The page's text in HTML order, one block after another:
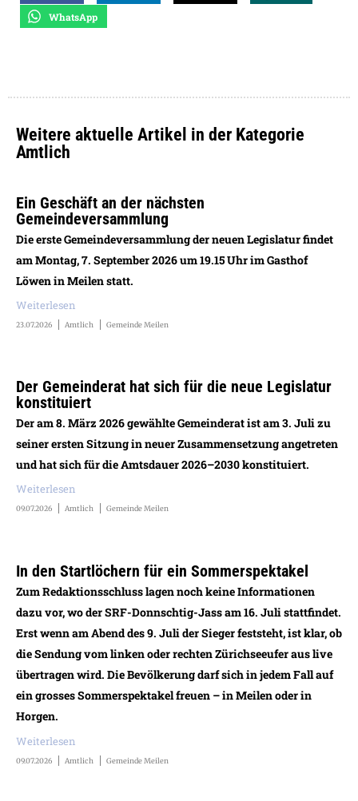
WhatsApp
Weitere aktuelle Artikel in der Kategorie
Amtlich
Ein Geschäft an der nächsten
Gemeindeversammlung
Die erste Gemeindeversammlung der neuen Legislatur findet
am Montag, 7. September 2026 um 19.15 Uhr im Gasthof
Löwen in Meilen statt.
Weiterlesen
23.07.2026 Amtlich Gemeinde Meilen
Der Gemeinderat hat sich für die neue Legislatur
konstituiert
Der am 8. März 2026 gewählte Gemeinderat ist am 3. Juli zu
seiner ersten Sitzung in neuer Zusammensetzung angetreten
und hat sich für die Amtsdauer 2026–2030 konstituiert.
Weiterlesen
09.07.2026 Amtlich Gemeinde Meilen
In den Startlöchern für ein Sommerspektakel
Zum Redaktionsschluss lagen noch keine Informationen
dazu vor, wo der SRF-Donnschtig-Jass am 16. Juli stattfindet.
Erst wenn am Abend des 9. Juli der Sieger feststeht, ist klar, ob
die Sendung vom linken oder rechten Zürichseeufer aus live
übertragen wird. Die Bevölkerung darf sich in jedem Fall auf
ein grosses Sommerspektakel freuen – in Meilen oder in
Horgen.
Weiterlesen
09.07.2026 Amtlich Gemeinde Meilen